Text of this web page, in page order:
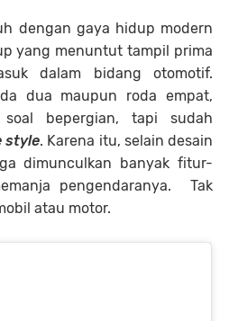
dengan gaya hidup modern
yang menuntut tampil prima
dalam bidang otomotif.
dua maupun roda empat,
bepergian, tapi sudah
style. Karena itu, selain desain
dimunculkan banyak fitur-
pengendaranya. Tak
atau motor.